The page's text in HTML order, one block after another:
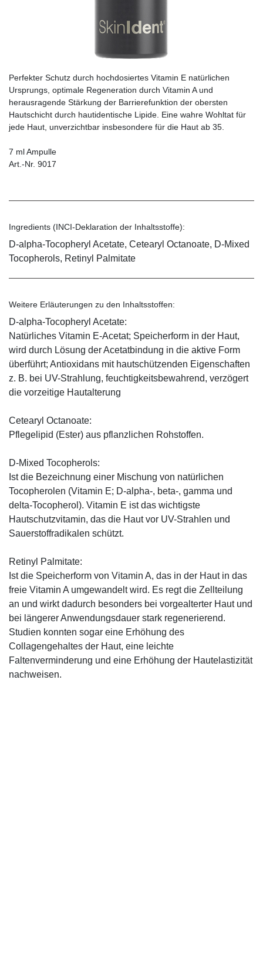
Perfekter Schutz durch hochdosiertes Vitamin E natürlichen
Ursprungs, optimale Regeneration durch Vitamin A und
herausragende Stärkung der Barrierefunktion der obersten
Hautschicht durch hautidentische Lipide. Eine wahre Wohltat für
jede Haut, unverzichtbar insbesondere für die Haut ab 35.
7 ml Ampulle
Art.-Nr. 9017
Ingredients (INCI-Deklaration der Inhaltsstoffe):
D-alpha-Tocopheryl Acetate, Cetearyl Octanoate, D-Mixed
Tocopherols, Retinyl Palmitate
Weitere Erläuterungen zu den Inhaltsstoffen:
D-alpha-Tocopheryl Acetate:
Natürliches Vitamin E-Acetat; Speicherform in der Haut,
wird durch Lösung der Acetatbindung in die aktive Form
überführt; Antioxidans mit hautschützenden Eigenschaften
z. B. bei UV-Strahlung, feuchtigkeitsbewahrend, verzögert
die vorzeitige Hautalterung
Cetearyl Octanoate:
Pflegelipid (Ester) aus pflanzlichen Rohstoffen.
D-Mixed Tocopherols:
Ist die Bezeichnung einer Mischung von natürlichen
Tocopherolen (Vitamin E; D-alpha-, beta-, gamma und
delta-Tocopherol). Vitamin E ist das wichtigste
Hautschutzvitamin, das die Haut vor UV-Strahlen und
Sauerstoffradikalen schützt.
Retinyl Palmitate:
Ist die Speicherform von Vitamin A, das in der Haut in das
freie Vitamin A umgewandelt wird. Es regt die Zellteilung
an und wirkt dadurch besonders bei vorgealterter Haut und
bei längerer Anwendungsdauer stark regenerierend.
Studien konnten sogar eine Erhöhung des
Collagengehaltes der Haut, eine leichte
Faltenverminderung und eine Erhöhung der Hautelastizität
nachweisen.